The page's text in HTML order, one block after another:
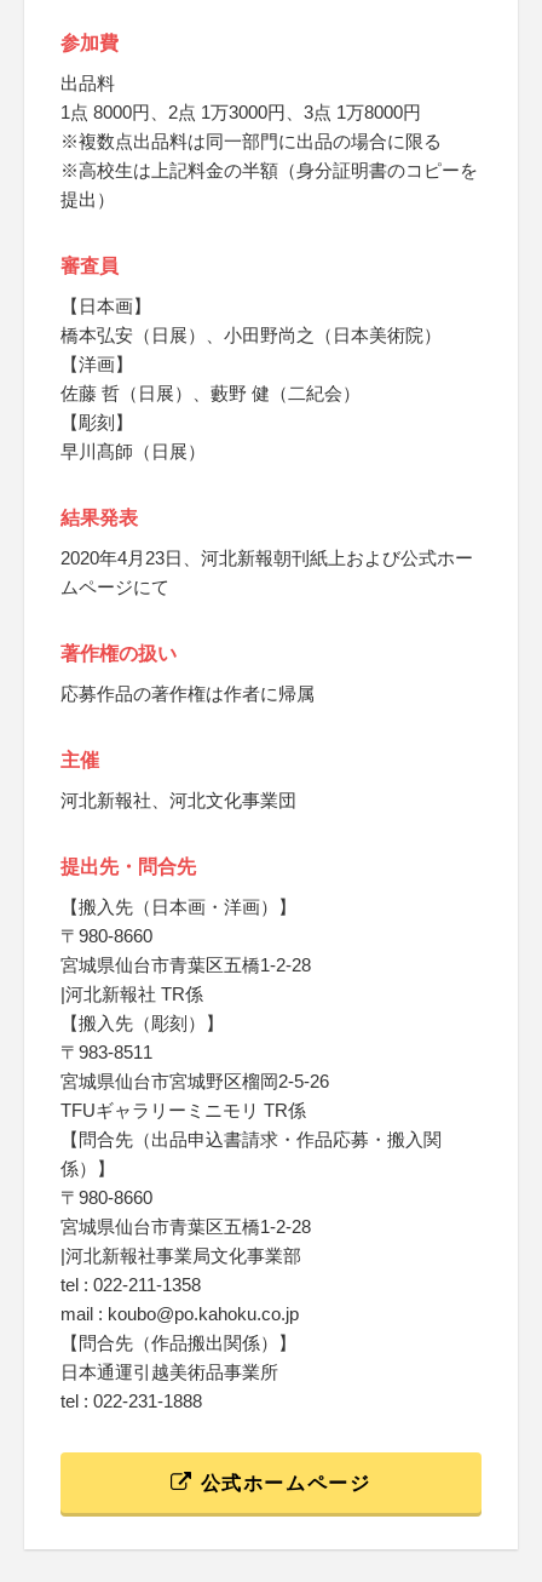
参加費
出品料
1点 8000円、2点 1万3000円、3点 1万8000円
※複数点出品料は同一部門に出品の場合に限る
※高校生は上記料金の半額（身分証明書のコピーを
提出）
審査員
【日本画】
橋本弘安（日展）、小田野尚之（日本美術院）
【洋画】
佐藤 哲（日展）、藪野 健（二紀会）
【彫刻】
早川髙師（日展）
結果発表
2020年4月23日、河北新報朝刊紙上および公式ホー
ムページにて
著作権の扱い
応募作品の著作権は作者に帰属
主催
河北新報社、河北文化事業団
提出先・問合先
【搬入先（日本画・洋画）】
〒980-8660
宮城県仙台市青葉区五橋1-2-28
|河北新報社 TR係
【搬入先（彫刻）】
〒983-8511
宮城県仙台市宮城野区榴岡2-5-26
TFUギャラリーミニモリ TR係
【問合先（出品申込書請求・作品応募・搬入関
係）】
〒980-8660
宮城県仙台市青葉区五橋1-2-28
|河北新報社事業局文化事業部
tel : 022-211-1358
mail : koubo@po.kahoku.co.jp
【問合先（作品搬出関係）】
日本通運引越美術品事業所
tel : 022-231-1888
公式ホームページ